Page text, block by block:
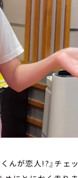
んが恋人!?』チェ